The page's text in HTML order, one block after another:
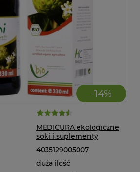
-14%
MEDICURA ekologiczne
soki i suplementy
4035129005007
duża ilość